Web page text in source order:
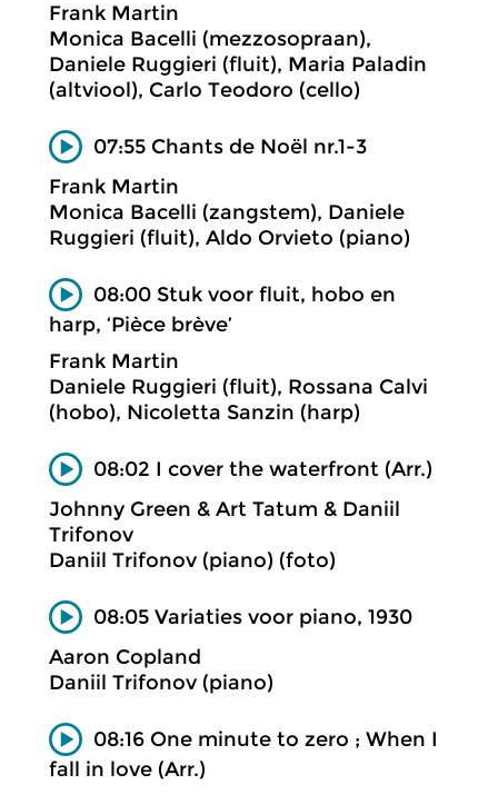
Frank Martin
Monica Bacelli (mezzosopraan),
Daniele Ruggieri (fluit), Maria Paladin
(altviool), Carlo Teodoro (cello)
07:55 Chants de Noël nr.1-3
Frank Martin
Monica Bacelli (zangstem), Daniele
Ruggieri (fluit), Aldo Orvieto (piano)
08:00 Stuk voor fluit, hobo en
harp, ‘Pièce brève’
Frank Martin
Daniele Ruggieri (fluit), Rossana Calvi
(hobo), Nicoletta Sanzin (harp)
08:02 I cover the waterfront (Arr.)
Johnny Green & Art Tatum & Daniil
Trifonov
Daniil Trifonov (piano) (foto)
08:05 Variaties voor piano, 1930
Aaron Copland
Daniil Trifonov (piano)
08:16 One minute to zero ; When I
fall in love (Arr.)